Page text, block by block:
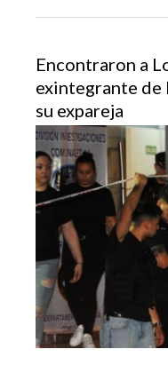
Encontraron a
exintegrante de
su expareja